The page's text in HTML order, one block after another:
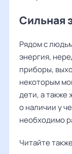
Сильная
Рядом с
энергия,
приборы,
некоторым
дети, а также
о наличии у
необходимо
Читайте